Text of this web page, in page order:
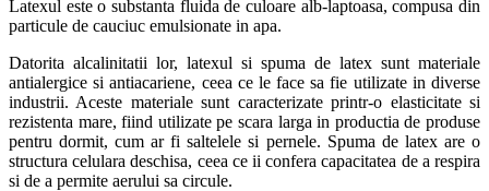
Latexul este o substanta fluida de culoare alb-laptoasa, compusa din
particule de cauciuc emulsionate in apa.
Datorita alcalinitatii lor, latexul si spuma de latex sunt materiale
antialergice si antiacariene, ceea ce le face sa fie utilizate in diverse
industrii. Aceste materiale sunt caracterizate printr-o elasticitate si
rezistenta mare, fiind utilizate pe scara larga in productia de produse
pentru dormit, cum ar fi saltelele si pernele. Spuma de latex are o
structura celulara deschisa, ceea ce ii confera capacitatea de a respira
si de a permite aerului sa circule.